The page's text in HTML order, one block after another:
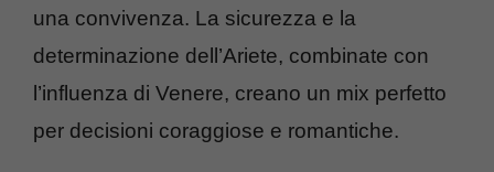
una convivenza. La sicurezza e la
determinazione dell’Ariete, combinate con
l’influenza di Venere, creano un mix perfetto
per decisioni coraggiose e romantiche.